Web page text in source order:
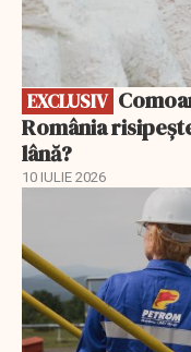
EXCLUSIV
România
lână?
10 IULIE 2026